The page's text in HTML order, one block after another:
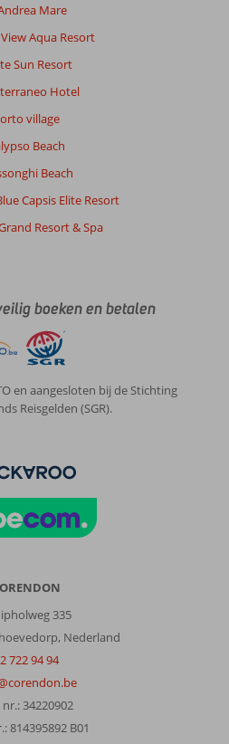
Mare
Aqua Resort
Sun Resort
Hotel
village
Beach
Beach
Capsis Elite Resort
Resort & Spa
boeken en betalen
en aangesloten bij de Stichting
Reisgelden (SGR).
335
Nederland
722 94 94
nr.: 34220902
814395892 B01